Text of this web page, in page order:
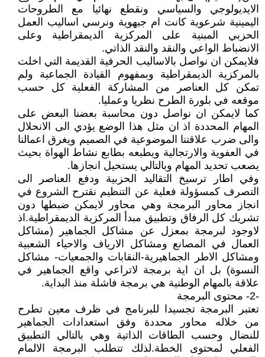
الايديولوجي والسياسي ونقطع نهائيا مع الطروحات
اليمينية شرعوية كانت ام جبهوية ونرسي اساليب العمل
الحزبي المبنية على المركزية الديمقراطية وعلى
الانضباط الواعي والنقد والنقد الذاتي.
فلايمكن ان نواصل بالاساليب الحرفية القديمة التي اخلت
بالمركزية الديمقراطية وبمفهوم القيادة الجماعية ولم
تمكن كل العناصر من المشاركة الفعلية كل حسب
موقعه في بلورة الطرح نظريا وعمليا.
كما لايمكن ان نواصل دون محاسبة بعضنا البعض على
المهام المحددة اذ ان مثل هذا الوضع يؤدي الى الانحلال
والى ضرب علاقتنا الموضوعية في الصميم ويغرق اعمالنا
في العفوية والارتجالية ويطبعه بطابع نشاط الهواة بحيث
يصعب تحديد المهام وبالتالي يستحيل انجازها.
وفي اطار ترسيخ التقاليد الحزبية ودفع العناصر الى
التصرف كمسؤولة فعلية عن التنظيم نقترح الشروع في
انجاز محاور البرمجة وهي محاور لايمكن ضبطها دون
تشريك كل الرفاق وتطبيق مبدأ المركزية الديمقراطية.اذ
لاوجود لبرمجة بمعزل عن مشاكل الجماهير (مشاكل
العمال في المصانع ومشاكل الارياف والاحياء الشعبية
ومشاكل الاطر الجماهيرية-النقابات والجمعيات- مشاكل
النسوة) بل ان اية برمجة لاتراعي واقع الجماهير في
علاقة بالمهام الوطنية هي برمجة فاشلة منذ البداية.
-2- محتوى البرمجة
تعتبر البرمجة تجسيدا للبرنامج في ظرف معين تطرح
من خلاله محاور محددة وفق استعدادات الجماهير
للنضال وحسب الطاقات الذاتية وهي بالتالي التطبيق
الفعلي لمحتوى الخطة.لذلك تتطلب البرمجة الالمام